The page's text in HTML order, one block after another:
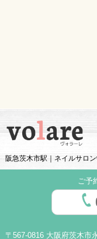
阪急茨木市駅｜ネイルサロ
ご予
〒567-0816 大阪府茨木市